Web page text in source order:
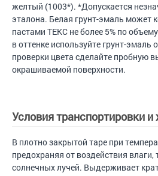
желтый (1003*). *Допускается
эталона. Белая грунт-эмаль может
пастами ТЕКС не более 5% по
в оттенке используйте грунт-эмаль
проверки цвета сделайте пробную
окрашиваемой поверхности.
Условия транспортировки и
В плотно закрытой таре при
предохраняя от воздействия
солнечных лучей. Выдерживает